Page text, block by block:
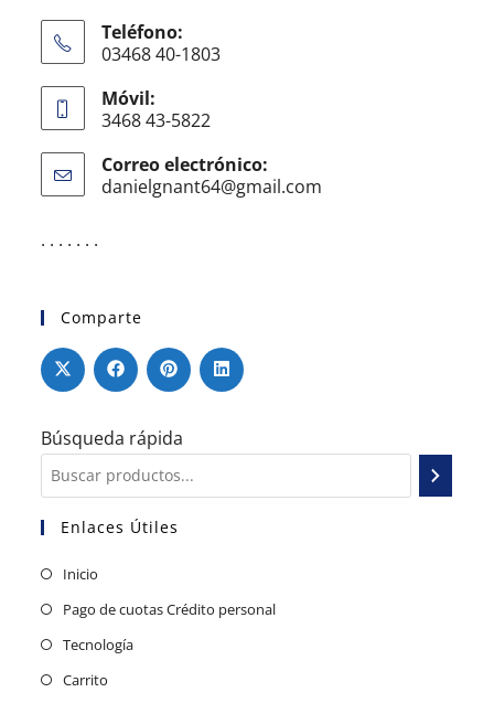
Teléfono:
03468 40-1803
Móvil:
3468 43-5822
Correo electrónico:
danielgnant64@gmail.com
. . . . . . .
Comparte
Búsqueda rápida
Enlaces Útiles
Inicio
Pago de cuotas Crédito personal
Tecnología
Carrito